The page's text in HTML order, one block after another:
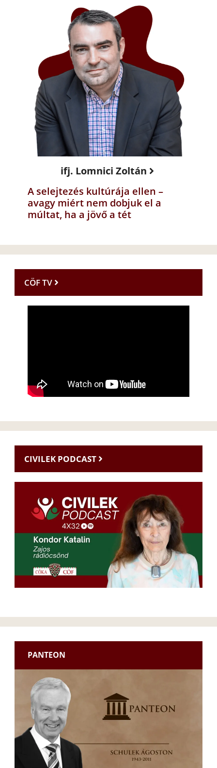
ifj. Lomnici Zoltán
A selejtezés kultúrája ellen –
avagy miért nem dobjuk el a
múltat, ha a jövő a tét
CÖF TV
CIVILEK PODCAST
PANTEON